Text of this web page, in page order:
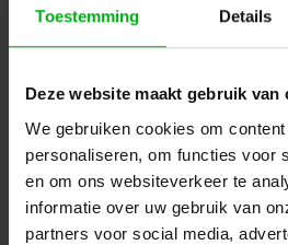
Toestemming Details
Deze website maakt gebruik van
We gebruiken cookies om
personaliseren, om functies voor
en om ons websiteverkeer te
informatie over uw gebruik van
partners voor social media,
Sennheiser | 508497 | Draadloze
Sennheiser* |508497
levertijd 5-7 werkdagen
Login voor